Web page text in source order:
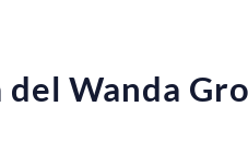
Wanda